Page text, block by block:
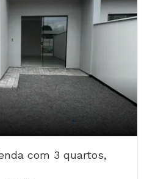
com 3 quartos,